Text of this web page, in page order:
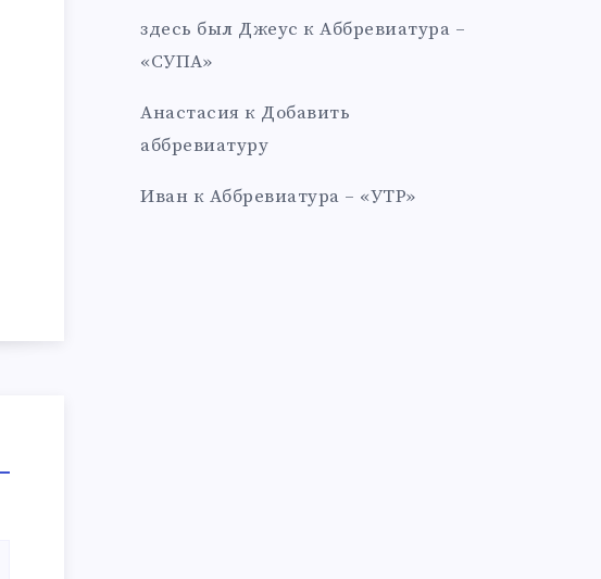
здесь был Джеус к Аббревиатура –
«СУПА»
Анастасия к Добавить
аббревиатуру
Иван к Аббревиатура – «УТР»